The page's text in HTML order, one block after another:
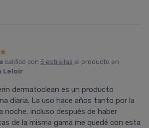
calificó con 5 estrellas el producto en
Leloir.
dermatoclean es un producto
diaria. La uso hace años tanto por la
noche, incluso después de haber
de la misma gama me quedé con esta